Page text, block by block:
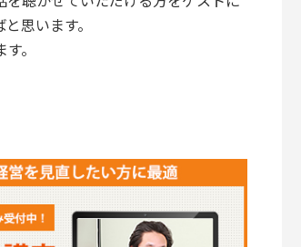
思います。
。